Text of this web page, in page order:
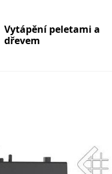
Vytápění peletami a
dřevem